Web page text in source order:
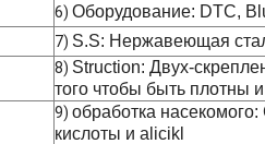
6) Оборудование: DTC,
7) S.S: Нержавеющая
8) Struction: Двух-
того чтобы быть плотны
9) обработка
кислоты и alicikl